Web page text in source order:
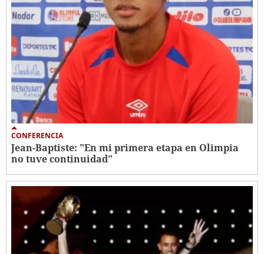
CONFERENCIA
Jean-Baptiste: "En mi primera etapa en Olimpia
no tuve continuidad"